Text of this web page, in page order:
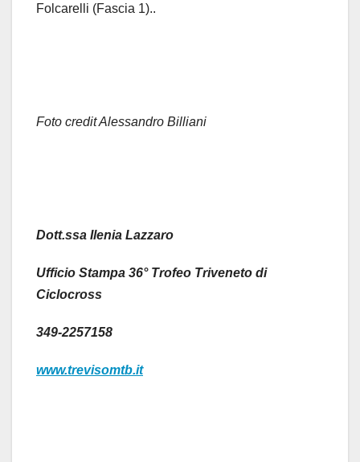
Folcarelli (Fascia 1)..
Foto credit Alessandro Billiani
Dott.ssa Ilenia Lazzaro
Ufficio Stampa 36° Trofeo Triveneto di
Ciclocross
349-2257158
www.trevisomtb.it